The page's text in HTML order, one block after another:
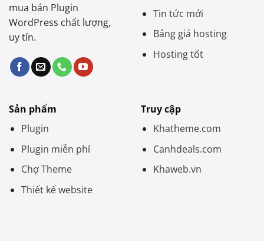
mua bán Plugin
WordPress chất lượng,
uy tín.
Tin tức mới
Bảng giá hosting
Hosting tốt
Sản phẩm
Plugin
Plugin miễn phí
Chợ Theme
Thiết kế website
Truy cập
Khatheme.com
Canhdeals.com
Khaweb.vn